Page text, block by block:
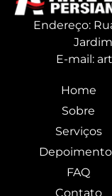
Endereço:
E-mail:
Home
Sobre
Serviços
FAQ
Contato